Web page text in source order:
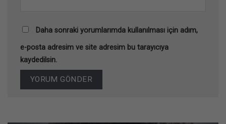
Daha sonraki yorumlarımda kullanılması için adım,
e-posta adresim ve site adresim bu tarayıcıya
kaydedilsin.